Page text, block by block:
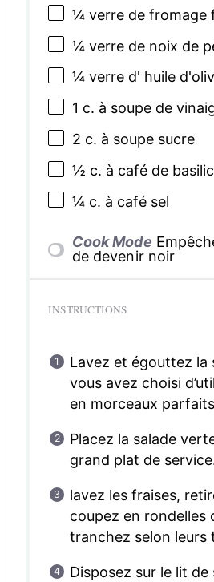
¼verre de fromage
¼verre de noix de
¼verre d' huile
1 c. à soupe de
2 c. à soupe sucre
½ c. à café de
¼c. à café sel
Cook Mode
de devenir noir
INSTRUCTIONS
Lavez et égouttez la
vous avez choisi
en morceaux
Placez la salade
grand plat de
lavez les fraises,
coupez en rondelles
tranchez selon leurs
Disposez sur le lit de